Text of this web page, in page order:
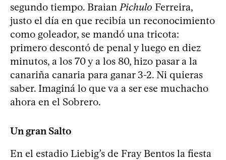
segundo tiempo. Braian Pichulo Ferreira,
justo el día en que recibía un reconocimiento
como goleador, se mandó una tricota:
primero descontó de penal y luego en diez
minutos, a los 70 y a los 80, hizo pasar a la
canariña canaria para ganar 3-2. Ni quieras
saber. Imaginá lo que va a ser ese muchacho
ahora en el Sobrero.
Un gran Salto
En el estadio Liebig’s de Fray Bentos la fiesta